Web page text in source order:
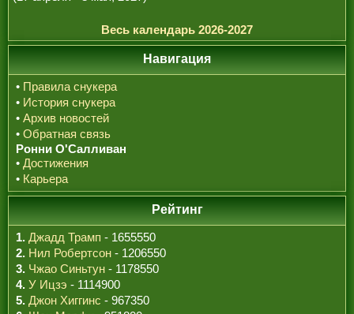
Весь календарь 2026-2027
Навигация
• Правила снукера
• История снукера
• Архив новостей
• Обратная связь
Ронни О'Салливан
• Достижения
• Карьера
Рейтинг
1. Джадд Трамп - 1655550
2. Нил Робертсон - 1206550
3. Чжао Синьтун - 1178550
4. У Ицзэ - 1114900
5. Джон Хиггинс - 967350